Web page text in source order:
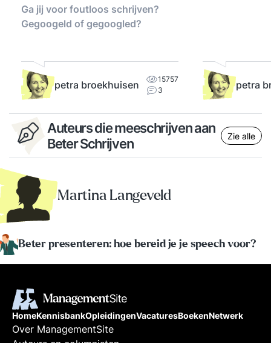
Ga jij voor foutloos schrijven?
Gegoogeld of gegoogled?
petra broekhuisen
15757
3
petra
Auteurs die meeschrijven aan
Beter Schrijven
Zie alle
Martina Langeveld
Beter presenteren: hoe bereid je je speech voor?
HomeKennisbankOpleidingenVacaturesBoekenNetwerk
Over ManagementSite